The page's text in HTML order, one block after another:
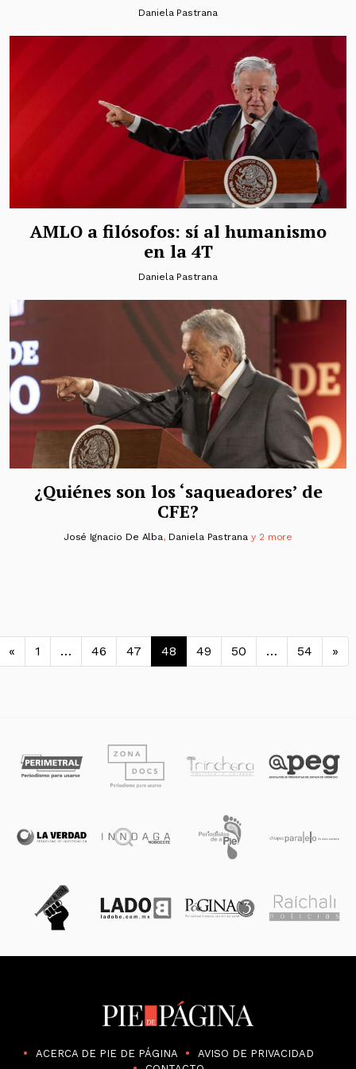
Daniela Pastrana
AMLO a filósofos: sí al humanismo
en la 4T
Daniela Pastrana
¿Quiénes son los ‘saqueadores’ de
CFE?
José Ignacio De Alba, Daniela Pastranay 2 more
de entradas
« 1 … 46 47 48 49 50 … 54 »
ACERCA DE PIE DE PÁGINA
AVISO DE PRIVACIDAD